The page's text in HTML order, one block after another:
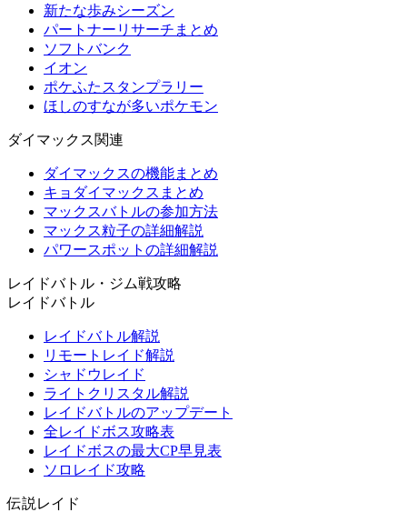
新たな歩みシーズン
パートナーリサーチまとめ
ソフトバンク
イオン
ポケふたスタンプラリー
ほしのすなが多いポケモン
ダイマックス関連
ダイマックスの機能まとめ
キョダイマックスまとめ
マックスバトルの参加方法
マックス粒子の詳細解説
パワースポットの詳細解説
レイドバトル・ジム戦攻略
レイドバトル
レイドバトル解説
リモートレイド解説
シャドウレイド
ライトクリスタル解説
レイドバトルのアップデート
全レイドボス攻略表
レイドボスの最大CP早見表
ソロレイド攻略
伝説レイド